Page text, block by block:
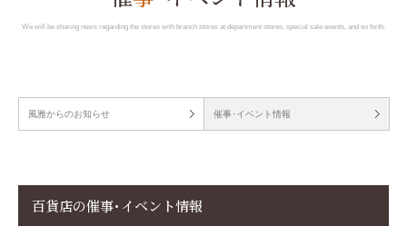
We will be sharing news regarding the stores with branch stores at department stores, special sale events, and so forth.
風雅からのお知らせ 催事･イベント情報
百貨店の催事･イベント情報